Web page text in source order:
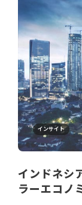
インサイト
インドネシ
ラーエコノ